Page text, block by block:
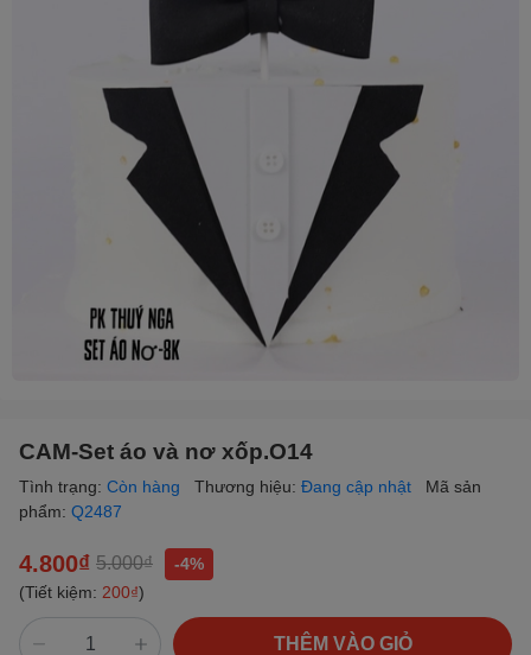
CAM-Set áo và nơ xốp.O14
Tình trạng: Còn hàng Thương hiệu: Đang cập nhật
Mã sản
phẩm: Q2487
4.800₫ 5.000₫
-4%
(Tiết kiệm: 200₫)
THÊM VÀO GIỎ